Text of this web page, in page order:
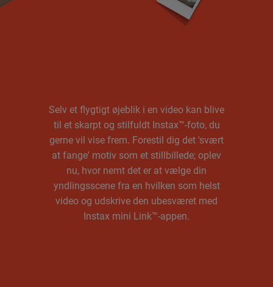
Selv et flygtigt øjeblik i en video kan blive
til et skarpt og stilfuldt Instax™-foto, du
gerne vil vise frem. Forestil dig det 'svært
at fange' motiv som et stillbillede; oplev
nu, hvor nemt det er at vælge din
yndlingsscene fra en hvilken som helst
video og udskrive den ubesværet med
Instax mini Link™-appen.